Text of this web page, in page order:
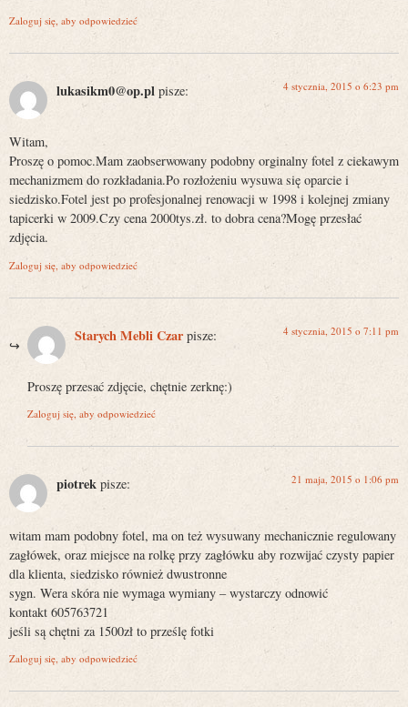
Zaloguj się, aby odpowiedzieć
lukasikm0@op.pl pisze: 4 stycznia, 2015 o 6:23 pm
Witam,
Proszę o pomoc.Mam zaobserwowany podobny orginalny fotel z ciekawym
mechanizmem do rozkładania.Po rozłożeniu wysuwa się oparcie i
siedzisko.Fotel jest po profesjonalnej renowacji w 1998 i kolejnej zmiany
tapicerki w 2009.Czy cena 2000tys.zł. to dobra cena?Mogę przesłać
zdjęcia.
Zaloguj się, aby odpowiedzieć
Starych Mebli Czar pisze: 4 stycznia, 2015 o 7:11 pm
Proszę przesać zdjęcie, chętnie zerknę:)
Zaloguj się, aby odpowiedzieć
piotrek pisze: 21 maja, 2015 o 1:06 pm
witam mam podobny fotel, ma on też wysuwany mechanicznie regulowany
zagłówek, oraz miejsce na rolkę przy zagłówku aby rozwijać czysty papier
dla klienta, siedzisko również dwustronne
sygn. Wera skóra nie wymaga wymiany – wystarczy odnowić
kontakt 605763721
jeśli są chętni za 1500zł to prześlę fotki
Zaloguj się, aby odpowiedzieć